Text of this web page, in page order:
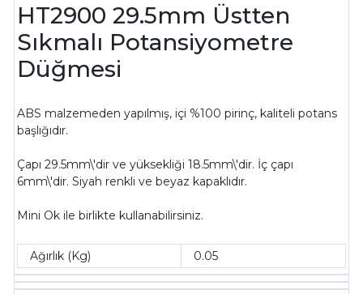
HT2900 29.5mm Üstten
Sıkmalı Potansiyometre
Düğmesi
ABS malzemeden yapılmış, içi %100 pirinç, kaliteli potans
başlığıdır.
Çapı 29.5mm\'dir ve yüksekliği 18.5mm\'dir. İç çapı
6mm\'dir. Siyah renkli ve beyaz kapaklıdır.
Mini Ok ile birlikte kullanabilirsiniz.
Ağırlık (Kg) 0.05